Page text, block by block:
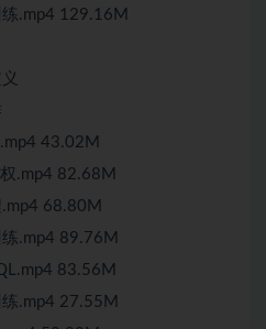
.mp4 129.16M
43.02M
.mp4 82.68M
68.80M
.mp4 89.76M
83.56M
.mp4 27.55M